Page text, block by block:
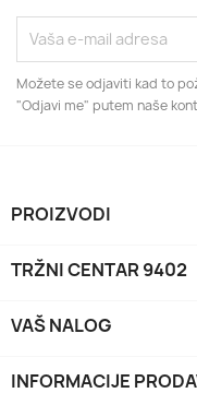
Možete se odjaviti kad to
"Odjavi me" putem naše
PROIZVODI
TRŽNI CENTAR 9402
VAŠ NALOG
INFORMACIJE